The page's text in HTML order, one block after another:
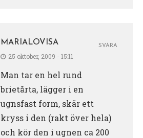
MARIALOVISA
25 oktober, 2009 - 15:11
Man tar en hel rund
brietårta, lägger i en
ugnsfast form, skär ett
kryss i den (rakt över hela)
och kör den i ugnen ca 200
SVARA